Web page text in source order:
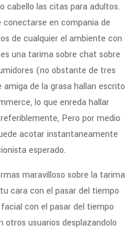
cabello las citas para adultos.
en compania de
de cualquier el ambiente con
una tarima sobre chat sobre
(no obstante de tres
de la grasa hallan escrito
lo que enreda hallar
Pero por medio
acotar instantaneamente
esperado.
maravilloso sobre la tarima
cara con el pasar del tiempo
con el pasar del tiempo
otros usuarios desplazandolo